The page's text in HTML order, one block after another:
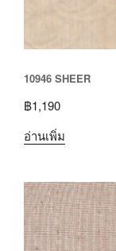
10946 SHEER
฿1,190
อ่านเพิ่ม